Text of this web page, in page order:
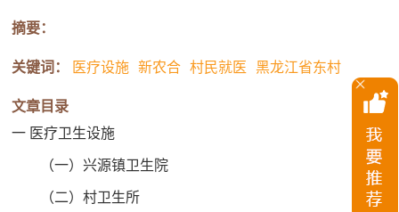
摘要：
关键词： 医疗设施 新农合 村民就医 黑龙江省东村
文章目录
一 医疗卫生设施
（一）兴源镇卫生院
（二）村卫生所